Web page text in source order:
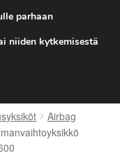
EUR
Airbag
parhaan
niiden kytkemisestä